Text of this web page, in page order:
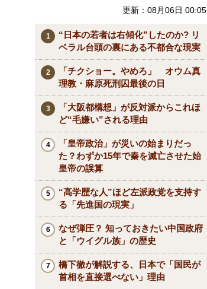
更新：08月06日 00:05
“日本の若者は右傾化”したのか? リ
ベラル台頭の裏にある不都合な現実
「チクショー。やめろ」 オウム真
理教・麻原死刑囚最後の日
「大阪都構想」が反対派からこれほ
ど“毛嫌い”される理由
「皇帝政治」が災いの始まりだっ
た？わずか15年で秦を滅亡させた始
皇帝の誤算
“高学歴な人”ほど左派政党を支持す
る「先進国の現実」
なぜ弾圧？ 知っておきたい中国政府
と「ウイグル族」の歴史
橋下徹が解説する、日本で「国民が
首相を直接選べない」理由